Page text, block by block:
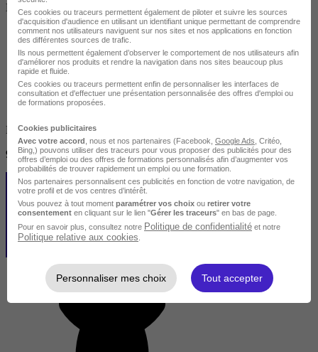
Demandeur d'emploi / Entreprise
Finançable CPF
950 €
Ces cookies ou traceurs permettent également de piloter et suivre les sources
d'acquisition d'audience en utilisant un identifiant unique permettant de comprendre
comment nos utilisateurs naviguent sur nos sites et nos applications en fonction
des différentes sources de trafic.
Ils nous permettent également d’observer le comportement de nos utilisateurs afin
d'améliorer nos produits et rendre la navigation dans nos sites beaucoup plus
rapide et fluide.
Ces cookies ou traceurs permettent enfin de personnaliser les interfaces de
consultation et d'effectuer une présentation personnalisée des offres d'emploi ou
de formations proposées.
Cookies publicitaires
Avec votre accord , nous et nos partenaires (Facebook, Google Ads , Critéo,
Bing,) pouvons utiliser des traceurs pour vous proposer des publicités pour des
offres d’emploi ou des offres de formations personnalisés afin d’augmenter vos
probabilités de trouver rapidement un emploi ou une formation.
Nos partenaires personnalisent ces publicités en fonction de votre navigation, de
votre profil et de vos centres d’intérêt.
Vous pouvez à tout moment paramétrer vos choix ou retirer votre
consentement en cliquant sur le lien "Gérer les traceurs" en bas de page.
Pour en savoir plus, consultez notre Politique de confidentialité et notre
Politique relative aux cookies
Personnaliser mes choix Tout accepter